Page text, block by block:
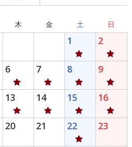
木 金 土 日
1 2
6 7 8 9
13 14 15 16
20 21 22 23